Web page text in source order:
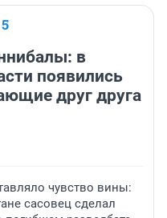
в
появились
друг друга
чувство вины:
сасовец сделал